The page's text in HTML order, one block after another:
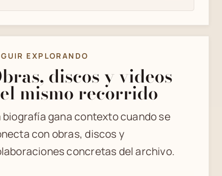
EXPLORANDO
discos y videos
mismo recorrido
biografía gana contexto cuando se
con obras, discos y
concretas del archivo.